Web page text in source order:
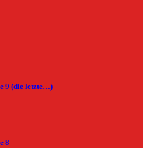
9 (die letzte…)
8